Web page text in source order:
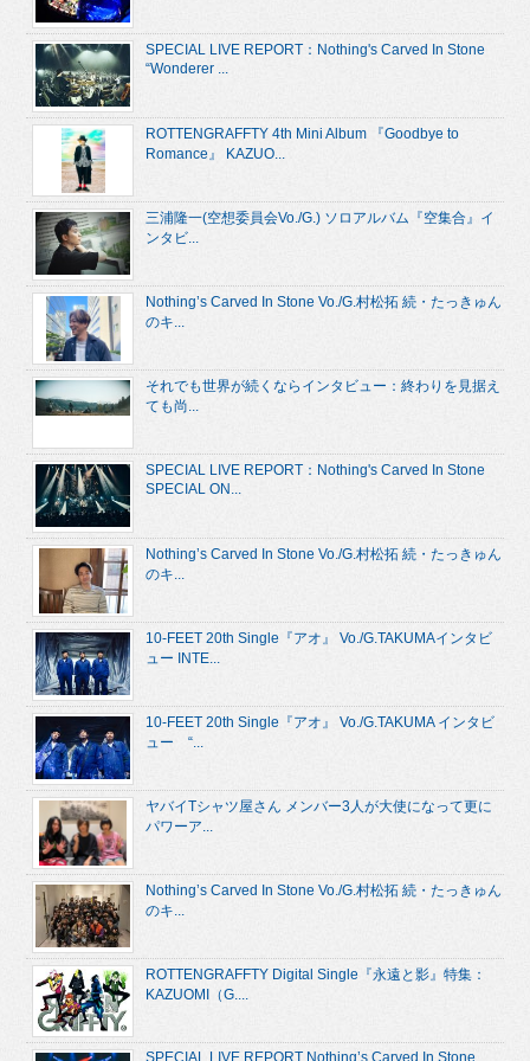
SPECIAL LIVE REPORT：Nothing's Carved In Stone
“Wonderer ...
ROTTENGRAFFTY 4th Mini Album 『Goodbye to
Romance』 KAZUO...
三浦隆一(空想委員会Vo./G.) ソロアルバム『空集合』イ
ンタビ...
Nothing’s Carved In Stone Vo./G.村松拓 続・たっきゅん
のキ...
それでも世界が続くならインタビュー：終わりを見据え
ても尚...
SPECIAL LIVE REPORT：Nothing's Carved In Stone
SPECIAL ON...
Nothing’s Carved In Stone Vo./G.村松拓 続・たっきゅん
のキ...
10-FEET 20th Single『アオ』 Vo./G.TAKUMAインタビ
ュー INTE...
10-FEET 20th Single『アオ』 Vo./G.TAKUMA インタビ
ュー “...
ヤバイTシャツ屋さん メンバー3人が大使になって更に
パワーア...
Nothing’s Carved In Stone Vo./G.村松拓 続・たっきゅん
のキ...
ROTTENGRAFFTY Digital Single『永遠と影』特集：
KAZUOMI（G....
SPECIAL LIVE REPORT Nothing’s Carved In Stone